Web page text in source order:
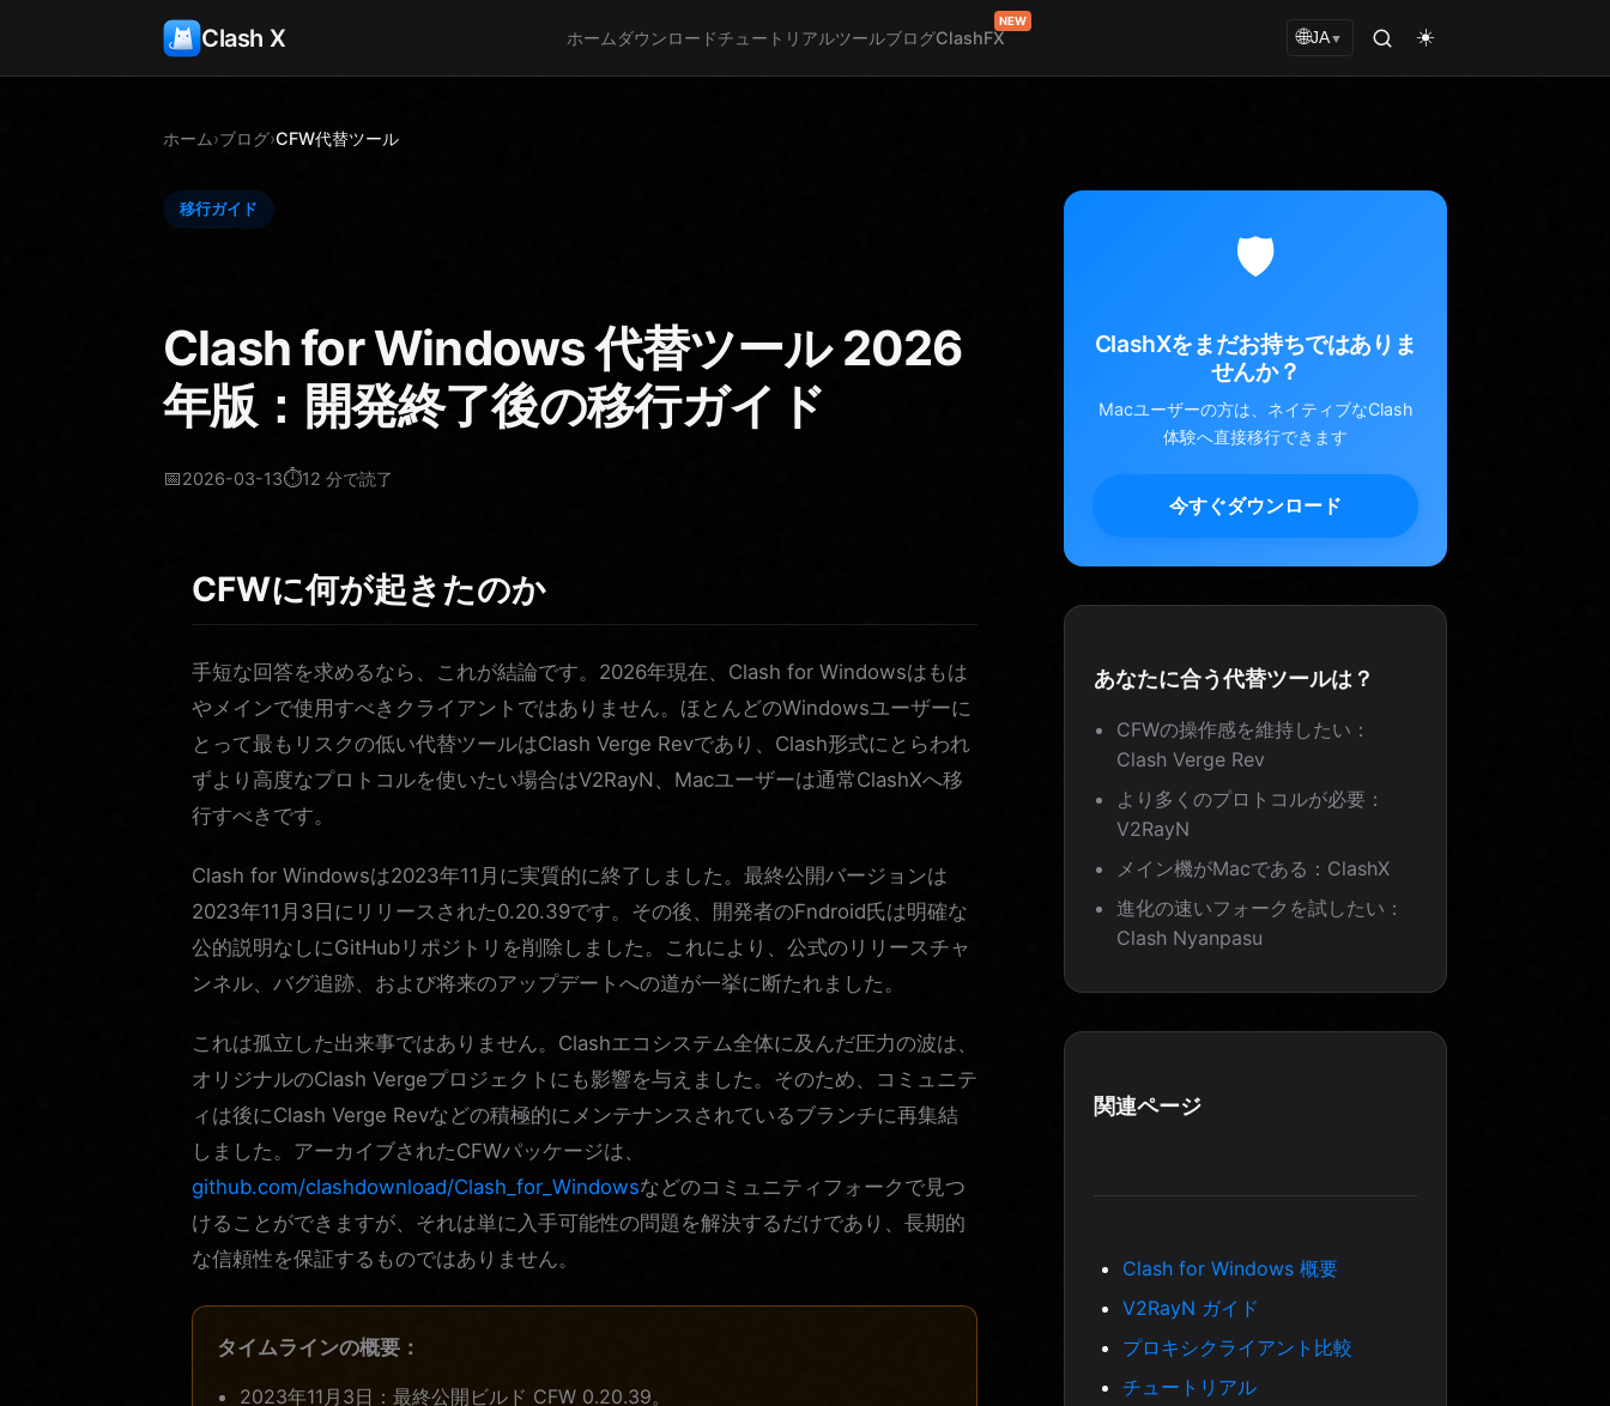
Clash X ホーム ダウンロードチュートリアルツールブログClashFX
NEW
🌐JA▼ ☀️
ホーム›ブログ›CFW代替ツール
移行ガイド
Clash for Windows 代替ツール 2026
年版：開発終了後の移行ガイド
📅2026-03-13⏱️12 分で読了
CFWに何が起きたのか
手短な回答を求めるなら、これが結論です。2026年現在、Clash for Windowsはもは
やメインで使用すべきクライアントではありません。ほとんどのWindowsユーザーに
とって最もリスクの低い代替ツールはClash Verge Revであり、Clash形式にとらわれ
ずより高度なプロトコルを使いたい場合はV2RayN、Macユーザーは通常ClashXへ移
行すべきです。
Clash for Windowsは2023年11月に実質的に終了しました。最終公開バージョンは
2023年11月3日にリリースされた0.20.39です。その後、開発者のFndroid氏は明確な
公的説明なしにGitHubリポジトリを削除しました。これにより、公式のリリースチャ
ンネル、バグ追跡、および将来のアップデートへの道が一挙に断たれました。
これは孤立した出来事ではありません。Clashエコシステム全体に及んだ圧力の波は、
オリジナルのClash Vergeプロジェクトにも影響を与えました。そのため、コミュニテ
ィは後にClash Verge Revなどの積極的にメンテナンスされているブランチに再集結
しました。アーカイブされたCFWパッケージは、
github.com/clashdownload/Clash_for_Windowsなどのコミュニティフォークで見つ
けることができますが、それは単に入手可能性の問題を解決するだけであり、長期的
な信頼性を保証するものではありません。
タイムラインの概要：
2023年11月3日：最終公開ビルド CFW 0.20.39。
🛡️
ClashXをまだお持ちではありま
せんか？
Macユーザーの方は、ネイティブなClash
体験へ直接移行できます
今すぐダウンロード
あなたに合う代替ツールは？
CFWの操作感を維持したい：
Clash Verge Rev
より多くのプロトコルが必要：
V2RayN
メイン機がMacである：ClashX
進化の速いフォークを試したい：
Clash Nyanpasu
関連ページ
Clash for Windows 概要
V2RayN ガイド
プロキシクライアント比較
チュートリアル